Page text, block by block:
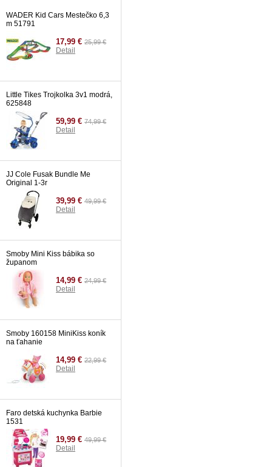
€
Detail
WADER Kid Cars Mestečko 6,3
m 51791
17,99 € 25,99 €
Detail
Little Tikes Trojkolka 3v1 modrá,
625848
59,99 € 74,99 €
Detail
JJ Cole Fusak Bundle Me
Original 1-3r
39,99 € 49,99 €
Detail
Smoby Mini Kiss bábika so
županom
14,99 € 24,99 €
Detail
Smoby 160158 MiniKiss koník
na ťahanie
14,99 € 22,99 €
Detail
Faro detská kuchynka Barbie
1531
19,99 € 49,99 €
Detail